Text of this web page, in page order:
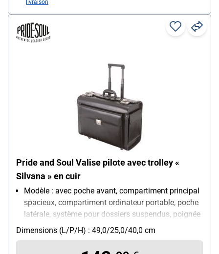
livraison
Pride and Soul Valise pilote avec trolley «
Silvana » en cuir
Modèle : avec poche avant, compartiment principal
spacieux, compartiment ordinateur portable, poche
latérale, système pour dossiers suspendus, poignée
télescopique et roulettes légères en caoutchouc
Matière : cuir
Dimensions intérieures : 44,5/22/34 cm
Dimensions (L/P/H) : 49,0/25,0/40,0 cm